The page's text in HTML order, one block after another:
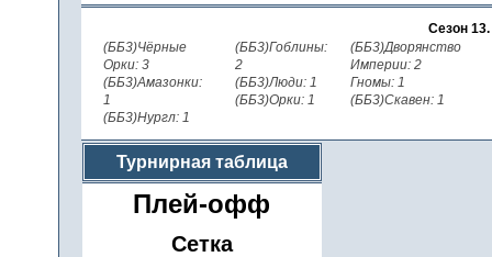
Сезон 13.
(ББ3)Чёрные
Орки: 3
(ББ3)Амазонки:
1
(ББ3)Нургл: 1
(ББ3)Гоблины:
2
(ББ3)Люди: 1
(ББ3)Орки: 1
(ББ3)Дворянство
Империи: 2
Гномы: 1
(ББ3)Скавен: 1
Турнирная таблица
Плей-офф
Сетка